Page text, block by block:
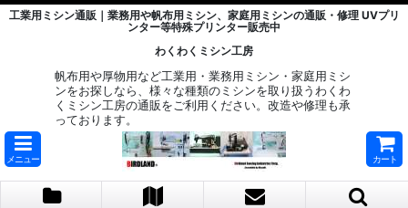
工業用ミシン通販｜業務用や帆布用ミシン、家庭用ミシンの通販・修理 UVプリ
ンター等特殊プリンター販売中
わくわくミシン工房
帆布用や厚物用など工業用・業務用ミシン・家庭用ミシ
ンをお探しなら、様々な種類のミシンを取り扱うわくわ
くミシン工房の通販をご利用ください。改造や修理も承
っております。
メニュー カート